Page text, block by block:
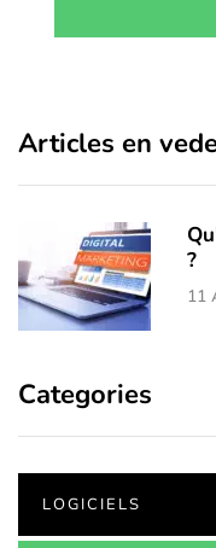
Articles en
?
11
Categories
LOGICIELS